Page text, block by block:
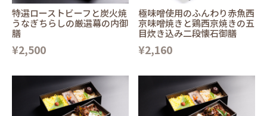
特選ローストビーフと炭火焼
うなぎちらしの厳選幕の内御
膳
¥2,500
極味噌使用のふんわり赤魚西
京味噌焼きと鶏西京焼きの五
目炊き込み二段懐石御膳
¥2,160